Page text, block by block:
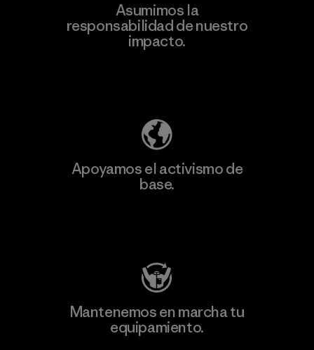
Asumimos la
responsabilidad de nuestro
impacto.
Apoyamos el activismo de
base.
Mantenemos en marcha tu
equipamiento.